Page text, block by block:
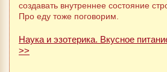
создавать внутреннее состояние
Про еду тоже поговорим.
Наука и эзотерика. Вкусное
>>